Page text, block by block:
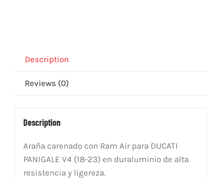
Panigale
(18-
Description
Reviews (0)
Description
Araña carenado con Ram Air para DUCATI
PANIGALE V4 (18-23) en duraluminio de alta
resistencia y ligereza.